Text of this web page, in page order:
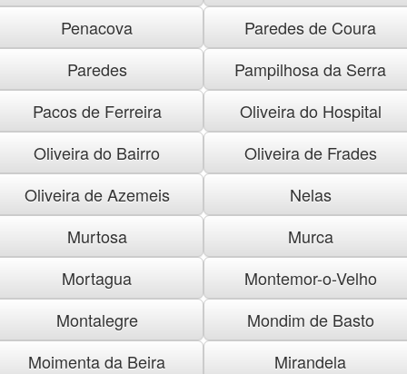
Penacova
Paredes de Coura
Paredes
Pampilhosa da Serra
Pacos de Ferreira
Oliveira do Hospital
Oliveira do Bairro
Oliveira de Frades
Oliveira de Azemeis
Nelas
Murtosa
Murca
Mortagua
Montemor-o-Velho
Montalegre
Mondim de Basto
Moimenta da Beira
Mirandela